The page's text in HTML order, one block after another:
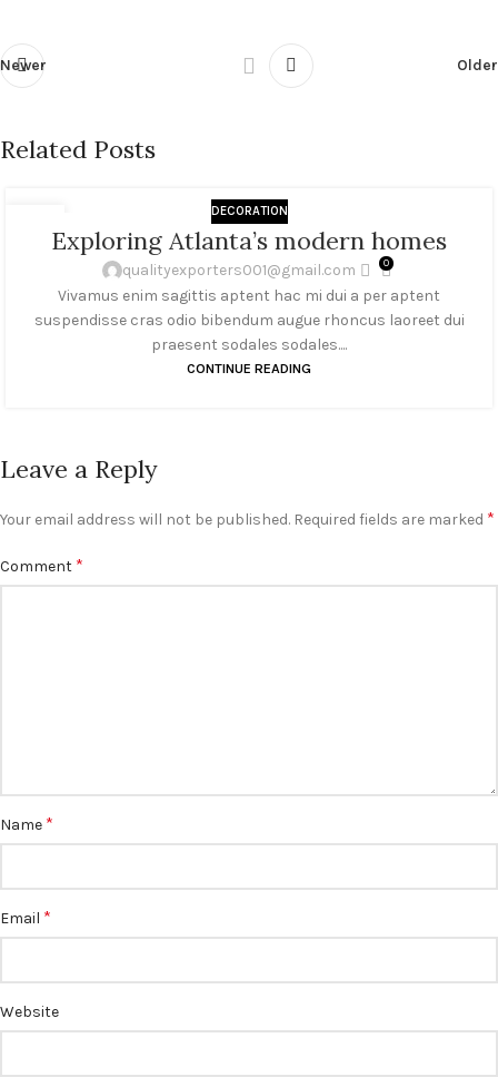
Newer Older
Related Posts
DECORATION
Exploring Atlanta’s modern homes
qualityexporters001@gmail.com 0
Vivamus enim sagittis aptent hac mi dui a per aptent
suspendisse cras odio bibendum augue rhoncus laoreet dui
praesent sodales sodales....
CONTINUE READING
Leave a Reply
Your email address will not be published. Required fields are marked *
Comment *
Name *
Email *
Website